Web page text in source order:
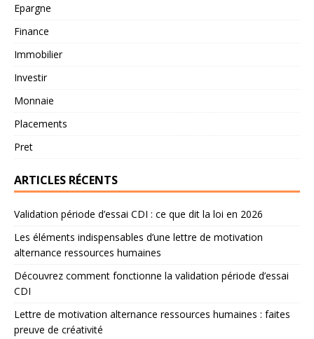
Epargne
Finance
Immobilier
Investir
Monnaie
Placements
Pret
ARTICLES RÉCENTS
Validation période d’essai CDI : ce que dit la loi en 2026
Les éléments indispensables d’une lettre de motivation
alternance ressources humaines
Découvrez comment fonctionne la validation période d’essai
CDI
Lettre de motivation alternance ressources humaines : faites
preuve de créativité